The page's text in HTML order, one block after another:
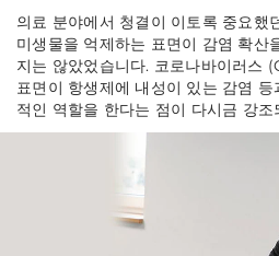
의료 분야에서 청결이 이토록 중요했
미생물을 억제하는 표면이 감염 확산
지는 않았었습니다. 코로나바이러스
표면이 항생제에 내성이 있는 감염
적인 역할을 한다는 점이 다시금 강조